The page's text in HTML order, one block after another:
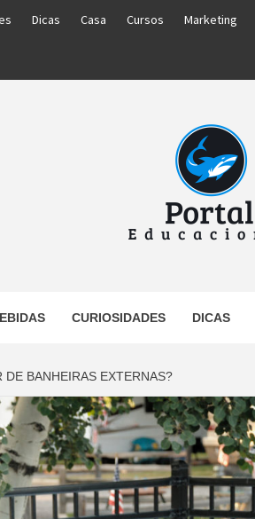
Dicas Casa Cursos Marketing
CURIOSIDADES DICAS
DE BANHEIRAS EXTERNAS?